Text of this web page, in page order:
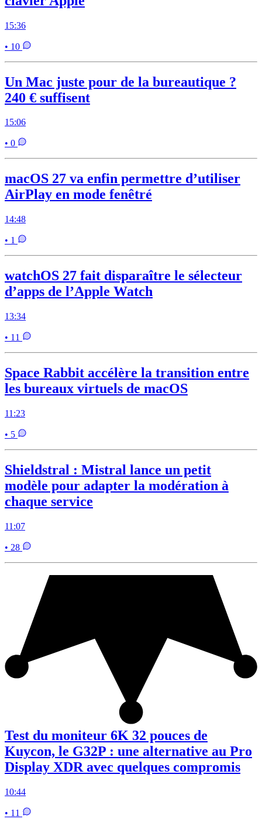
15:36
• 10
Un Mac juste pour de la bureautique ?
240 € suffisent
15:06
• 0
macOS 27 va enfin permettre d’utiliser
AirPlay en mode fenêtré
14:48
• 1
watchOS 27 fait disparaître le sélecteur
d’apps de l’Apple Watch
13:34
• 11
Space Rabbit accélère la transition entre
les bureaux virtuels de macOS
11:23
• 5
Shieldstral : Mistral lance un petit
modèle pour adapter la modération à
chaque service
11:07
• 28
Test du moniteur 6K 32 pouces de
Kuycon, le G32P : une alternative au Pro
Display XDR avec quelques compromis
10:44
• 11